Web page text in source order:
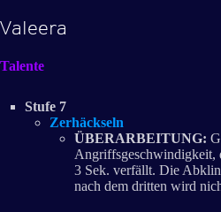
Valeera
Talente
Stufe 7
Zerhäckseln
ÜBERARBEITUNG:
Angriffsgeschwindigkeit,
3 Sek. verfällt. Die
nach dem dritten wird